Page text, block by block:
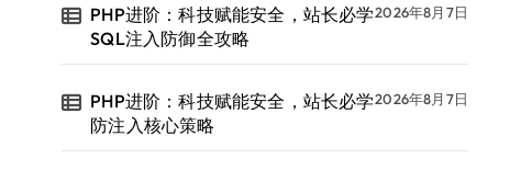
PHP进阶：科技赋能安全，站长必学
SQL注入防御全攻略
2026年8月7日
PHP进阶：科技赋能安全，站长必学
防注入核心策略
2026年8月7日